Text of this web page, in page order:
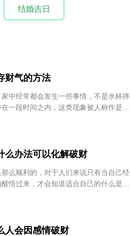
结婚吉日
财气的方法
中经常都会发生一些事情，不是水杯摔
一段时间之内，这类现象被人称作是破
么办法可以化解破财
顺利的，对于人们来说只有当自己经
悟过来，才会知道适合自己的什么是最
人会因感情破财